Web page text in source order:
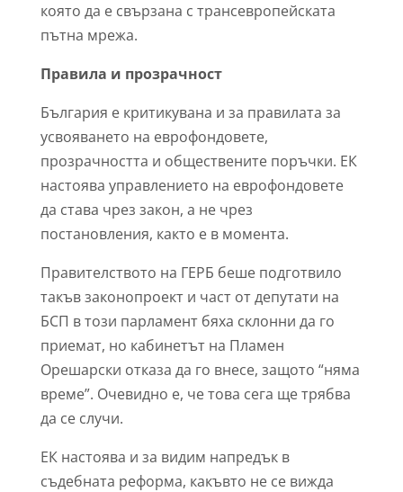
която да е свързана с трансевропейската
пътна мрежа.
Правила и прозрачност
България е критикувана и за правилата за
усвояването на еврофондовете,
прозрачността и обществените поръчки. ЕК
настоява управлението на еврофондовете
да става чрез закон, а не чрез
постановления, както е в момента.
Правителството на ГЕРБ беше подготвило
такъв законопроект и част от депутати на
БСП в този парламент бяха склонни да го
приемат, но кабинетът на Пламен
Орешарски отказа да го внесе, защото “няма
време”. Очевидно е, че това сега ще трябва
да се случи.
ЕК настоява и за видим напредък в
съдебната реформа, какъвто не се вижда